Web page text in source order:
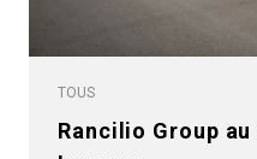
TOUS
Rancilio Group au